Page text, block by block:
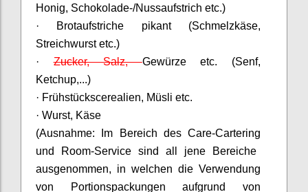
Honig, Schokolade-/Nussaufstrich etc.)
· Brotaufstriche pikant (Schmelzkäse,
Streichwurst etc.)
·Zucker, Salz,Gewürze etc. (Senf,
Ketchup,...)
· Frühstückscerealien, Müsli etc.
· Wurst, Käse
(Ausnahme: Im Bereich des Care-Cartering
und
Room-Service sind all jene Bereiche
ausgenommen, in welchen die Verwendung
von Portionspackungen aufgrund von